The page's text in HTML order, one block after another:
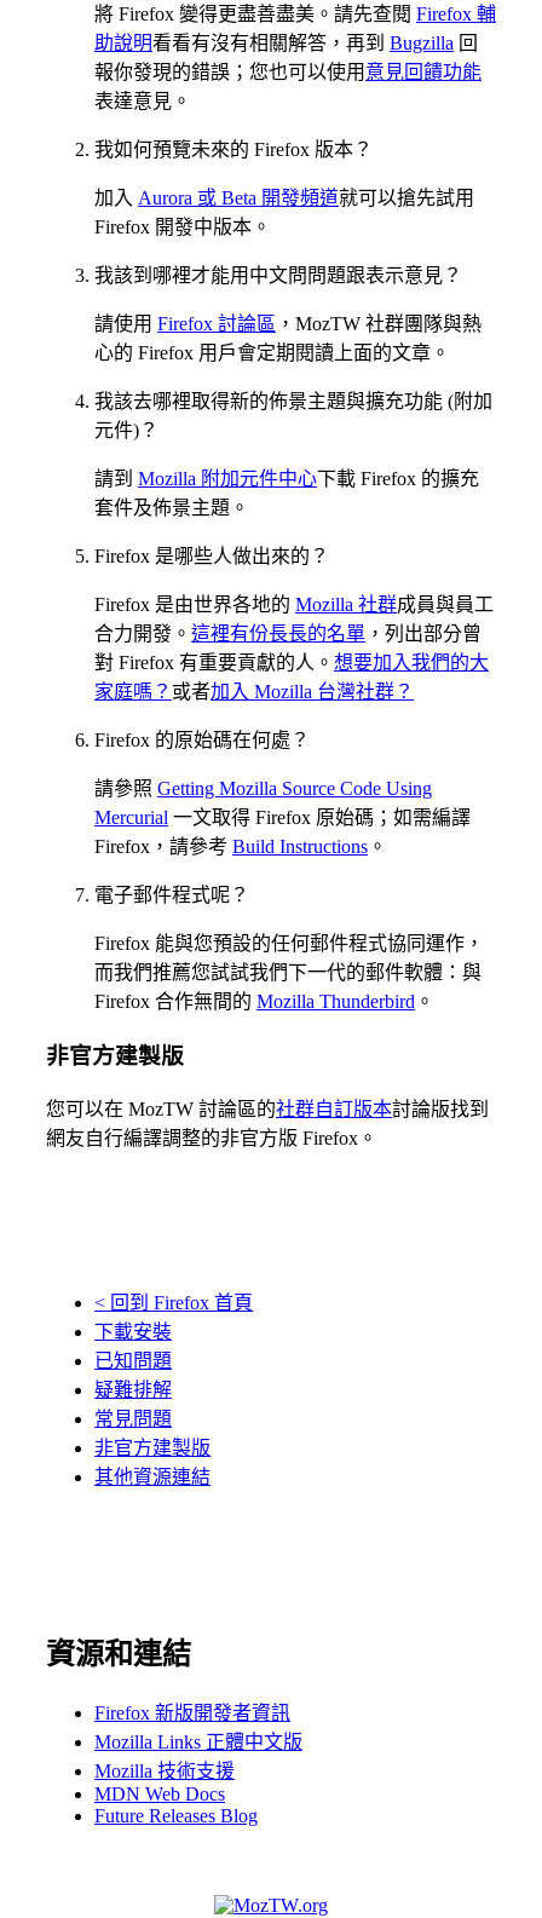
將 Firefox 變得更盡善盡美。請先查閱 Firefox 輔
助說明看看有沒有相關解答，再到 Bugzilla 回
報你發現的錯誤；您也可以使用 意見回饋功能
表達意見。
我如何預覽未來的 Firefox 版本？
加入 Aurora 或 Beta 開發頻道就可以搶先試用
Firefox 開發中版本。
我該到哪裡才能用中文問問題跟表示意見？
請使用 Firefox 討論區 ，MozTW 社群團隊與熱
心的 Firefox 用戶會定期閱讀上面的文章。
我該去哪裡取得新的佈景主題與擴充功能 (附加
元件)？
請到 Mozilla 附加元件中心 下載 Firefox 的擴充
套件及佈景主題。
Firefox 是哪些人做出來的？
Firefox 是由世界各地的 Mozilla 社群成員與員工
合力開發。 這裡有份長長的名單 ，列出部分曾
對 Firefox 有重要貢獻的人。 想要加入我們的大
家庭嗎？ 或者加入 Mozilla 台灣社群？
Firefox 的原始碼在何處？
請參照 Getting Mozilla Source Code Using
Mercurial 一文取得 Firefox 原始碼；如需編譯
Firefox，請參考 Build Instructions 。
電子郵件程式呢？
Firefox 能與您預設的任何郵件程式協同運作，
而我們推薦您試試我們下一代的郵件軟體：與
Firefox 合作無間的 Mozilla Thunderbird 。
非官方建製版
您可以在 MozTW 討論區的社群自訂版本討論版找到
網友自行編譯調整的非官方版 Firefox。
< 回到 Firefox 首頁
下載安裝
已知 問題
疑難排解
常見問題
非官方建製版
其他資源連結
資源和連結
Firefox 新版開發者資訊
Mozilla Links 正體中文版
Mozilla 技術支援
MDN Web Docs
Future Releases Blog